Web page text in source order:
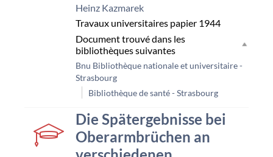
Heinz Kazmarek
Travaux universitaires papier 1944
Document trouvé dans les
bibliothèques suivantes
Bnu Bibliothèque nationale et universitaire -
Strasbourg
Bibliothèque de santé - Strasbourg
Die Spätergebnisse bei
Oberarmbrüchen an